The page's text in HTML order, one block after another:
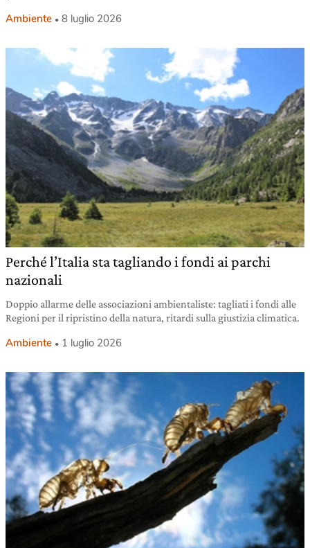
Ambiente 8 luglio 2026
Perché l’Italia sta tagliando i fondi ai parchi
nazionali
Doppio allarme delle associazioni ambientaliste: tagliati i fondi alle
Regioni per il ripristino della natura, ritardi sulla giustizia climatica.
Ambiente 1 luglio 2026